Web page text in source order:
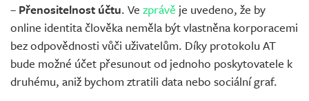
– Přenositelnost účtu. Ve zprávě je uvedeno, že by
online identita člověka neměla být vlastněna korporacemi
bez odpovědnosti vůči uživatelům. Díky protokolu AT
bude možné účet přesunout od jednoho poskytovatele k
druhému, aniž bychom ztratili data nebo sociální graf.